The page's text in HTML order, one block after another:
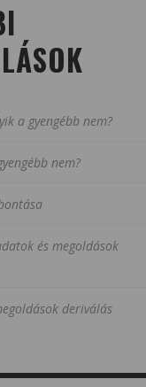
a gyengébb nem?
nem?
és megoldások
deriválás